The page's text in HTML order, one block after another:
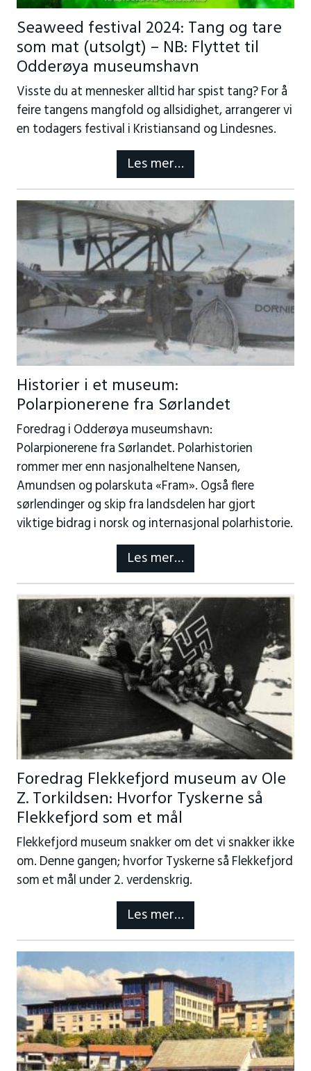
Seaweed festival 2024: Tang og tare
som mat (utsolgt) – NB: Flyttet til
Odderøya museumshavn
Visste du at mennesker alltid har spist tang? For å
feire tangens mangfold og allsidighet, arrangerer vi
en todagers festival i Kristiansand og Lindesnes.
Les mer…
Historier i et museum:
Polarpionerene fra Sørlandet
Foredrag i Odderøya museumshavn:
Polarpionerene fra Sørlandet. Polarhistorien
rommer mer enn nasjonalheltene Nansen,
Amundsen og polarskuta «Fram». Også flere
sørlendinger og skip fra landsdelen har gjort
viktige bidrag i norsk og internasjonal polarhistorie.
Les mer…
Foredrag Flekkefjord museum av Ole
Z. Torkildsen: Hvorfor Tyskerne så
Flekkefjord som et mål
Flekkefjord museum snakker om det vi snakker ikke
om. Denne gangen; hvorfor Tyskerne så Flekkefjord
som et mål under 2. verdenskrig.
Les mer…